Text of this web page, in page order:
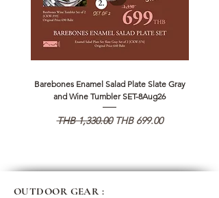
Barebones Enamel Salad Plate Slate Gray
and Wine Tumbler SET-8Aug26
Regular Price
THB 1,330.00 Sale Price
THB 699.00
OUTDOOR GEAR :